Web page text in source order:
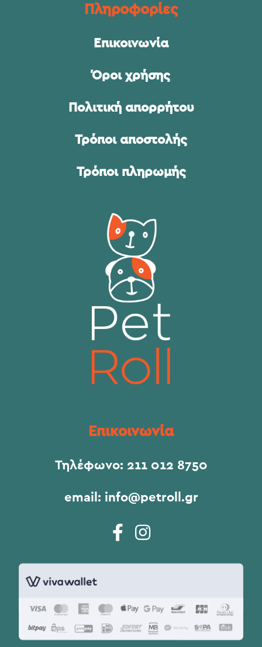
Πληροφορίες
Επικοινωνία
Όροι χρήσης
Πολιτική απορρήτου
Τρόποι αποστολής
Τρόποι πληρωμής
Επικοινωνία
Τηλέφωνο: 211 012 8750
email: info@petroll.gr